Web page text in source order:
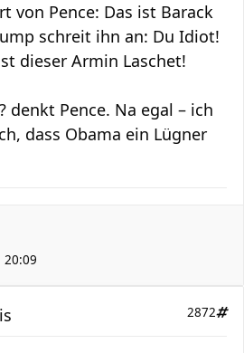
von Pence: Das ist Barack
schreit ihn an: Du Idiot!
dieser Armin Laschet!
denkt Pence. Na egal – ich
dass Obama ein Lügner
20:09
2872